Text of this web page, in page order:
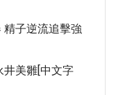
精子逆流追擊強
井美雛[中文字